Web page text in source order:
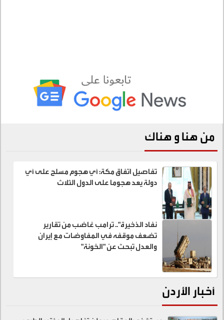
من هنا و هناك
تفاصيل اتفاق مكة: أي هجوم مسلح على أي
دولة يعد هجوما على الدول الثلاث
نفاد الذخيرة".. ترامب غاضب من تقارير
تضعف موقفه في المفاوضات مع إيران
والعدل تبحث عن "الخونة"
أخبار الأردن